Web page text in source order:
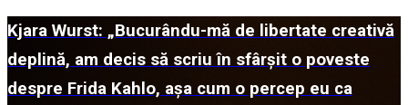
Kjara Wurst: „Bucurându-mă de libertate creativă
deplină, am decis să scriu în sfârșit o poveste
despre Frida Kahlo, așa cum o percep eu ca